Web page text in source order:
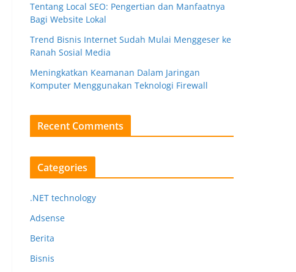
Tentang Local SEO: Pengertian dan Manfaatnya
Bagi Website Lokal
Trend Bisnis Internet Sudah Mulai Menggeser ke
Ranah Sosial Media
Meningkatkan Keamanan Dalam Jaringan
Komputer Menggunakan Teknologi Firewall
Recent Comments
Categories
.NET technology
Adsense
Berita
Bisnis